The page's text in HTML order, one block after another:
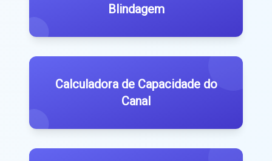
Blindagem
Calculadora de Capacidade do
Canal